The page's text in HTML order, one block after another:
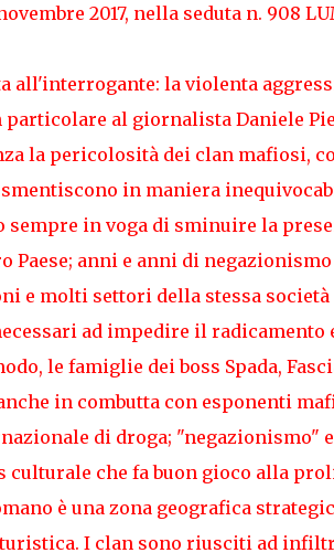
2017, nella seduta n. 908
all'interrogante: la violenta
particolare al giornalista Daniele
la pericolosità dei clan mafiosi,
in maniera
in voga di sminuire la
anni e anni di
e molti settori della stessa
ad impedire il radicamento
le famiglie dei boss Spada,
in combutta con esponenti
di droga; "negazionismo"
culturale che fa buon gioco alla
è una zona geografica
turistica. I clan sono riusciti ad